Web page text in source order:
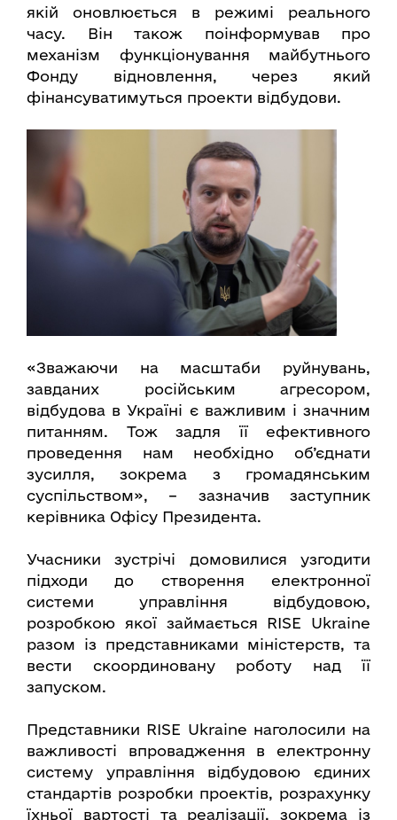
якій оновлюється в режимі реального
часу. Він також поінформував про
механізм функціонування майбутнього
Фонду відновлення, через який
фінансуватимуться проекти відбудови.
«Зважаючи на масштаби руйнувань,
завданих російським агресором,
відбудова в Україні є важливим і значним
питанням. Тож задля її ефективного
проведення нам необхідно об’єднати
зусилля, зокрема з громадянським
суспільством», – зазначив заступник
керівника Офісу Президента.
Учасники зустрічі домовилися узгодити
підходи до створення електронної
системи управління відбудовою,
розробкою якої займається RISE Ukraine
разом із представниками міністерств, та
вести скоординовану роботу над її
запуском.
Представники RISE Ukraine наголосили на
важливості впровадження в електронну
систему управління відбудовою єдиних
стандартів розробки проектів, розрахунку
їхньої вартості та реалізації, зокрема із